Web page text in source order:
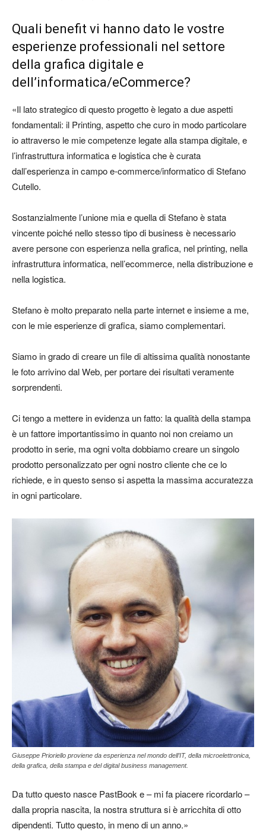
Quali benefit vi hanno dato le vostre
esperienze professionali nel settore
della grafica digitale e
dell’informatica/eCommerce?
«Il lato strategico di questo progetto è legato a due aspetti
fondamentali: il Printing, aspetto che curo in modo particolare
io attraverso le mie competenze legate alla stampa digitale, e
l’infrastruttura informatica e logistica che è curata
dall’esperienza in campo e-commerce/informatico di Stefano
Cutello.
Sostanzialmente l’unione mia e quella di Stefano è stata
vincente poiché nello stesso tipo di business è necessario
avere persone con esperienza nella grafica, nel printing, nella
infrastruttura informatica, nell’ecommerce, nella distribuzione e
nella logistica.
Stefano è molto preparato nella parte internet e insieme a me,
con le mie esperienze di grafica, siamo complementari.
Siamo in grado di creare un file di altissima qualità nonostante
le foto arrivino dal Web, per portare dei risultati veramente
sorprendenti.
Ci tengo a mettere in evidenza un fatto: la qualità della stampa
è un fattore importantissimo in quanto noi non creiamo un
prodotto in serie, ma ogni volta dobbiamo creare un singolo
prodotto personalizzato per ogni nostro cliente che ce lo
richiede, e in questo senso si aspetta la massima accuratezza
in ogni particolare.
Giuseppe Prioriello proviene da esperienza nel mondo dell’IT, della microelettronica,
della grafica, della stampa e del digital business management.
Da tutto questo nasce PastBook e – mi fa piacere ricordarlo –
dalla propria nascita, la nostra struttura si è arricchita di otto
dipendenti. Tutto questo, in meno di un anno.»